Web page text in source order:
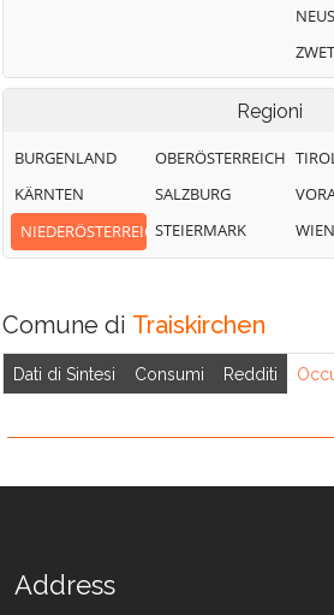
Regioni
BURGENLAND
KÄRNTEN
NIEDERÖSTERREICH
OBERÖSTERREICH
SALZBURG
STEIERMARK
WIEN
Comune di Traiskirchen
Dati di Sintesi Consumi Redditi
Address